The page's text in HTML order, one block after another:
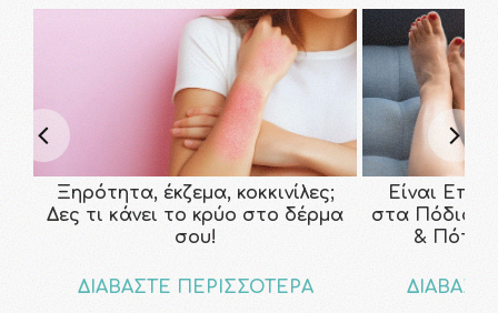
Ξηρότητα, έκζεμα, κοκκινίλες;
Δες τι κάνει το κρύο στο δέρμα
σου!
ΔΙΑΒΑΣΤΕ ΠΕΡΙΣΣΟΤΕΡΑ
Είναι
στα Πόδια;
& Πότε